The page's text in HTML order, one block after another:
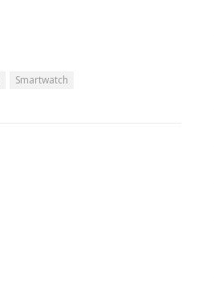
Smartwatch